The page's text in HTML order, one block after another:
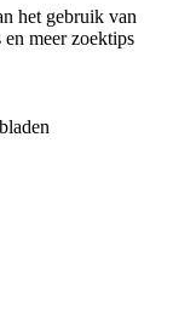
het gebruik van
en meer zoektips